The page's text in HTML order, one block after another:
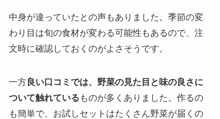
中身が違っていたとの声もありました。季節の変
わり目は旬の食材が変わる可能性もあるので、注
文時に確認しておくのがよさそうです。
一方良い口コミでは、野菜の見た目と味の良さに
ついて触れている ものが多くありました。作るの
も簡単で、お試しセットはたくさん野菜が届くの